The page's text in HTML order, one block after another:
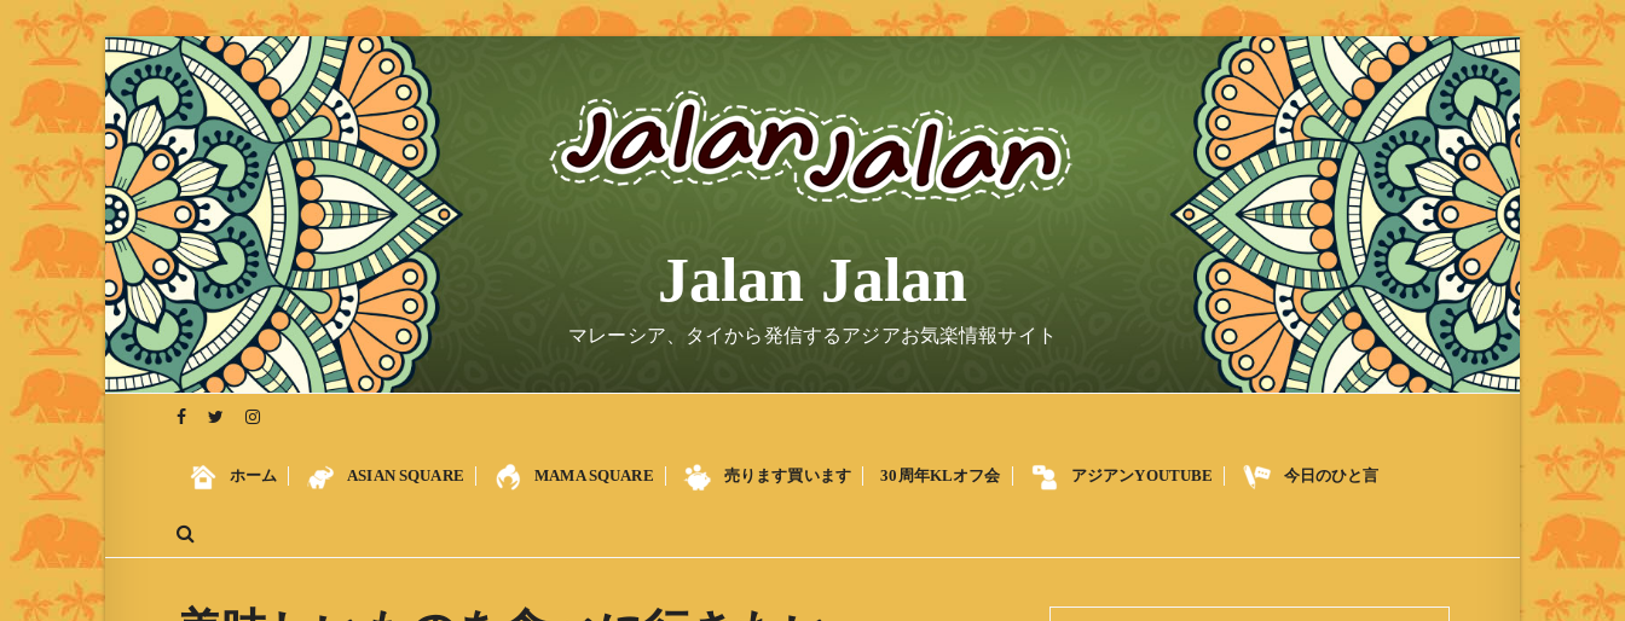
S
k
i
p
t
o
c
o
n
e
n
Jalan Jalan
マレーシア、タイから発信するアジアお気楽情報サイト
ホーム ASIAN SQUARE MAMA SQUARE 売ります買います 30周年KLオフ会 アジアンYOUTUBE 今日のひと言